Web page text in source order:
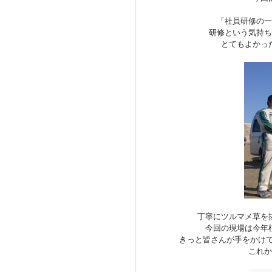
「社員研修の
研修という気持
とてもよかっ
丁寧にツルマメ草を
今回の現場は今年
きっと皆さんが手をかけ
これ